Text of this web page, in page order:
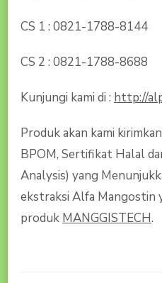
CS 1 : 0821-1788-8144
CS 2 : 0821-1788-8688
Kunjungi kami di : http://
Produk akan kami
BPOM, Sertifikat Halal
Analysis) yang
ekstraksi Alfa Mangostin
produk MANGGISTECH.